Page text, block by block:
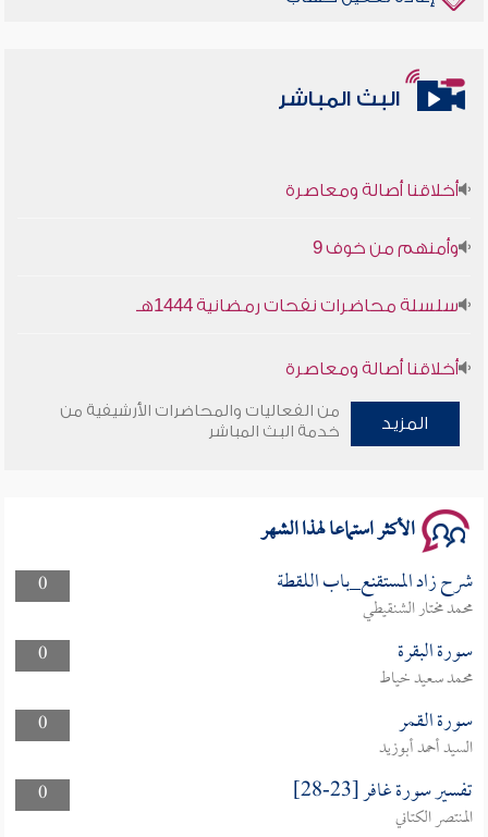
البث المباشر
أخلاقنا أصالة ومعاصرة
وأمنهم من خوف 9
سلسلة محاضرات نفحات رمضانية 1444هـ
أخلاقنا أصالة ومعاصرة
وأمنهم من خوف 9
المزيد
من الفعاليات والمحاضرات الأرشيفية من
خدمة البث المباشر
الأكثر استماعا لهذا الشهر
0 شرح زاد المستقنع_باب اللقطة
محمد مختار الشنقيطي
0
سورة البقرة
محمد سعيد خياط
0
سورة القمر
السيد أحمد أبوزيد
0
تفسير سورة غافر [23-28]
المنتصر الكتاني